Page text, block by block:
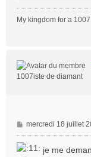
My kingdom for a
1007iste de diamant
M
e
s
mercredi 18 juillet
je me